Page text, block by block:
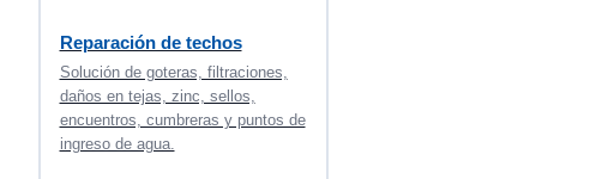
Reparación de techos
Solución de goteras, filtraciones,
daños en tejas, zinc, sellos,
encuentros, cumbreras y puntos de
ingreso de agua.